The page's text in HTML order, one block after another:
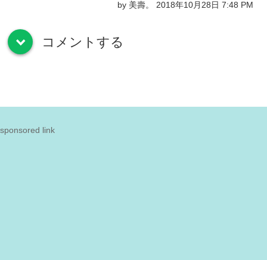
by 美壽。 2018年10月28日 7:48 PM
down コメントする
sponsored link